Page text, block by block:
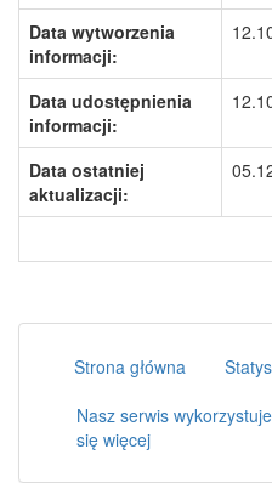
Data wytworzenia
informacji:
Data udostępnienia
informacji:
Data ostatniej
aktualizacji:
Strona główna
Nasz serwis
się więcej